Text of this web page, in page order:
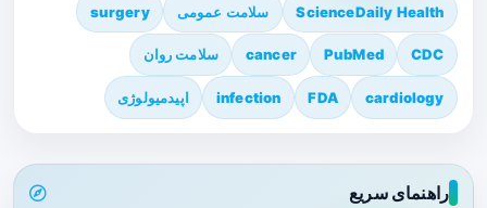
ScienceDaily Health سلامت عمومی surgery
CDC
PubMed
cancer سلامت روان
cardiology
FDA
infection اپیدمیولوژی
راهنمای سریع